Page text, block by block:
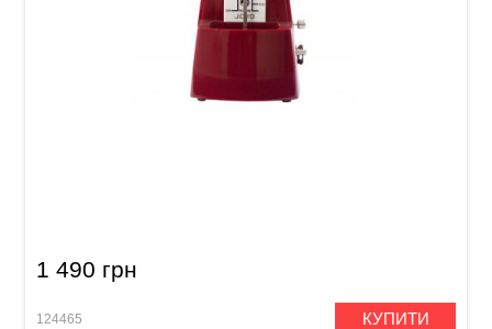
1 490 грн
124465 КУПИТИ